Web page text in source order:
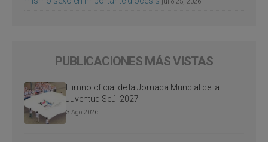
julio 25, 2026
PUBLICACIONES MÁS VISTAS
Himno oficial de la Jornada Mundial de la
Juventud Seúl 2027
3 Ago 2026